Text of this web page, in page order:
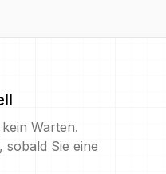
Warten.
sobald Sie eine